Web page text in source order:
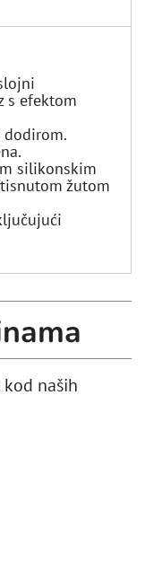
s efektom
dodirom.
silikonskim
žutom
naših